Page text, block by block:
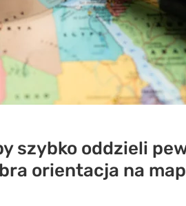
szybko oddzieli
orientacja na